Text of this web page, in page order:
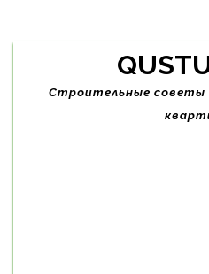
Skip
contentСтроительные советы